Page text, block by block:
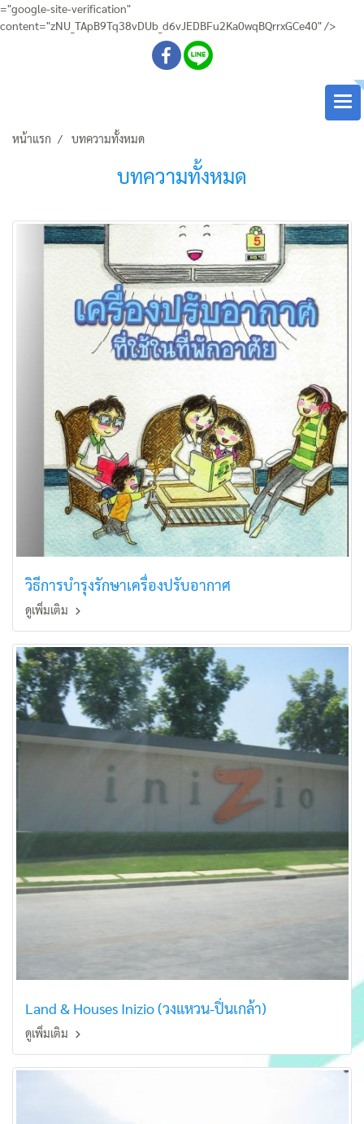
="google-site-verification"
content="zNU_TApB9Tq38vDUb_d6vJEDBFu2Ka0wqBQrrxGCe40" />
หน้าแรก บทความทั้งหมด
บทความทั้งหมด
วิธีการบำรุงรักษาเครื่องปรับอากาศ
ดูเพิ่มเติม
Land & Houses Inizio (วงแหวน-ปิ่นเกล้า)
ดูเพิ่มเติม